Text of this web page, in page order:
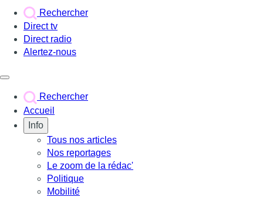
Rechercher
Direct tv
Direct radio
Alertez-nous
Rechercher
Accueil
Info
Tous nos articles
Nos reportages
Le zoom de la rédac'
Politique
Mobilité